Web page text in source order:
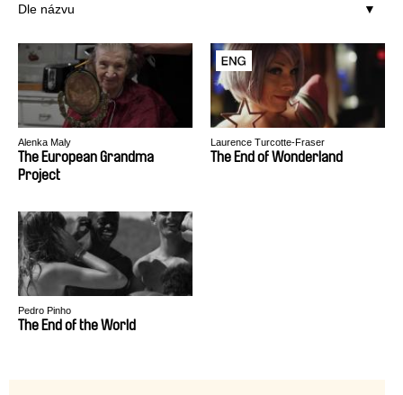
Dle názvu
Alenka Maly
The European Grandma
Project
Laurence Turcotte-Fraser
The End of Wonderland
Pedro Pinho
The End of the World